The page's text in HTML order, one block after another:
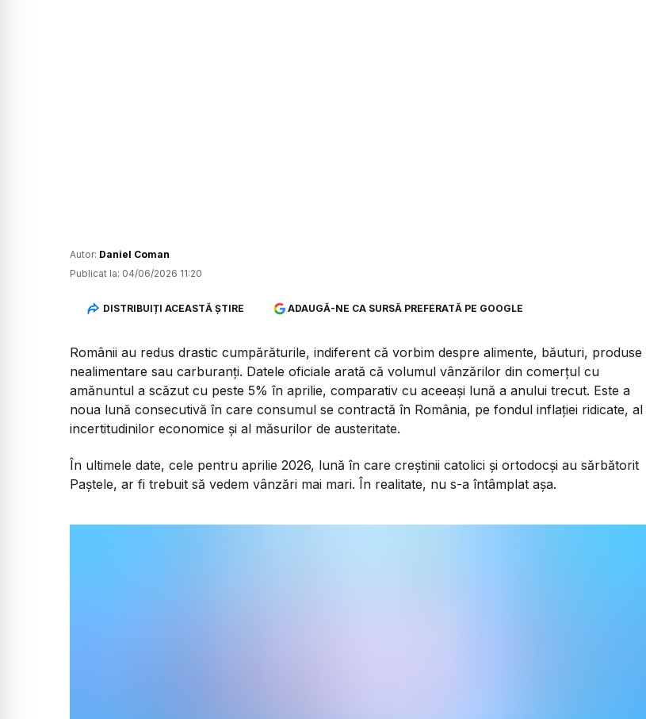
Autor: Daniel Coman
Publicat la: 04/06/2026 11:20
DISTRIBUIȚI ACEASTĂ ȘTIRE ADAUGĂ-NE CA SURSĂ PREFERATĂ PE GOOGLE
Românii au redus drastic cumpărăturile, indiferent că vorbim despre alimente, băuturi, produse
nealimentare sau carburanți. Datele oficiale arată că volumul vânzărilor din comerțul cu
amănuntul a scăzut cu peste 5% în aprilie, comparativ cu aceeași lună a anului trecut. Este a
noua lună consecutivă în care consumul se contractă în România, pe fondul inflației ridicate, al
incertitudinilor economice și al măsurilor de austeritate.
În ultimele date, cele pentru aprilie 2026, lună în care creștinii catolici și ortodocși au sărbătorit
Paștele, ar fi trebuit să vedem vânzări mai mari. În realitate, nu s-a întâmplat așa.